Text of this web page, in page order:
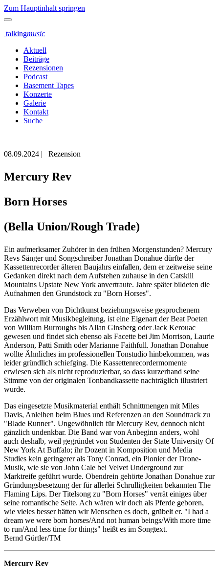
Zum Hauptinhalt springen
talkingmusic
Aktuell
Beiträge
Rezensionen
Podcast
Basement Tapes
Konzerte
Galerie
Kontakt
Suche
08.09.2024 | Rezension
Mercury Rev
Born Horses
(Bella Union/Rough Trade)
Ein aufmerksamer Zuhörer in den frühen Morgenstunden? Mercury
Revs Sänger und Songschreiber Jonathan Donahue dürfte der
Kassettenrecorder älteren Baujahrs einfallen, dem er zeitweise seine
Gedanken direkt nach dem Aufstehen zuhause in den Catskill
Mountains Upstate New York anvertraute. Jahre später bildeten die
Aufnahmen den Grundstock zu "Born Horses".
Das Verweben von Dichtkunst beziehungsweise gesprochenem
Erzählwort mit Musikbegleitung, ist eine Eigenart der Beat Poeten
von William Burroughs bis Allan Ginsberg oder Jack Kerouac
gewesen und findet sich ebenso als Facette bei Jim Morrison, Laurie
Anderson, Patti Smith oder Marianne Faithfull. Jonathan Donahue
wollte Ähnliches im professionellen Tonstudio hinbekommen, was
leider gründlich schiefging. Die Kassettenrecordermomente
erwiesen sich als nicht reproduzierbar, so dass kurzerhand seine
Stimme von der originalen Tonbandkassette nachträglich illustriert
wurde.
Das eingesetzte Musikmaterial enthält Schnittmengen mit Miles
Davis, Anleihen beim Blues und Referenzen an den Soundtrack zu
"Blade Runner". Ungewöhnlich für Mercury Rev, dennoch nicht
gänzlich undenkbar. Die Band war von Anbeginn anders, wohl
auch deshalb, weil gegründet von Studenten der State University Of
New York At Buffalo; ihr Dozent in Komposition und Media
Studies kein geringerer als Tony Conrad, ein Pionier der Drone-
Musik, wie sie von John Cale bei Velvet Underground zur
Marktreife geführt wurde. Obendrein gehörte Jonathan Donahue zur
Gründungsbesetzung der für allerlei Schrulligkeiten bekannten The
Flaming Lips. Der Titelsong zu "Born Horses" verrät einiges über
seine romantische Seite. Ach wären wir doch als Pferde geboren,
wie vieles besser hätten wir Menschen es doch, grübelt er. "I had a
dream we were born horses/And not human beings/With more time
to run/And less time for things" heißt es im Songtext.
Bernd Gürtler/TM
Mercury Rev